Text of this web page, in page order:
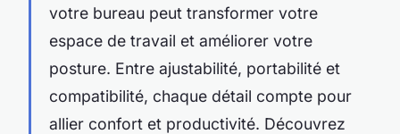
votre bureau peut transformer votre
espace de travail et améliorer votre
posture. Entre ajustabilité, portabilité et
compatibilité, chaque détail compte pour
allier confort et productivité. Découvrez